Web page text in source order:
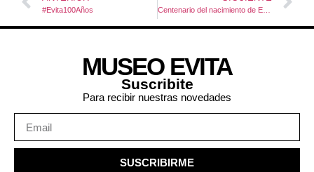
#Evita100Años Centenario del nacimiento de Evita en Guaminí
MUSEO EVITA
Suscribite
Para recibir nuestras novedades
SUSCRIBIRME